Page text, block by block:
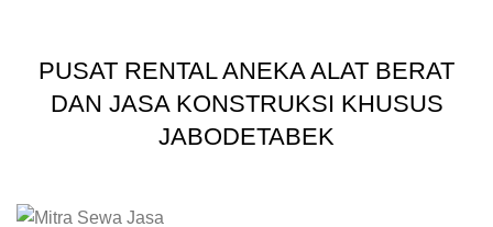
PUSAT RENTAL ANEKA ALAT BERAT
DAN JASA KONSTRUKSI KHUSUS
JABODETABEK